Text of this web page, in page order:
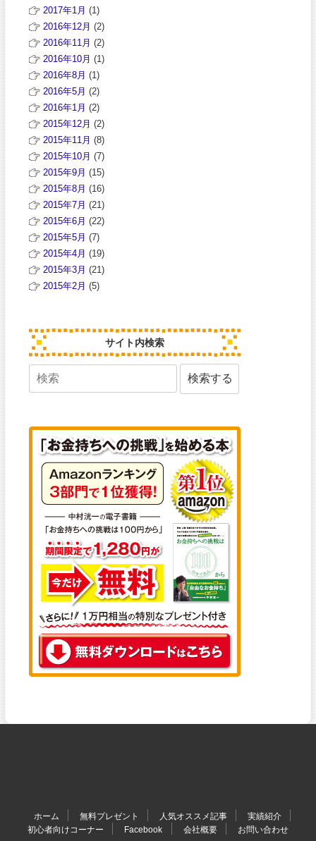
2017年1月 (1)
2016年12月 (2)
2016年11月 (2)
2016年10月 (1)
2016年8月 (1)
2016年5月 (2)
2016年1月 (2)
2015年12月 (2)
2015年11月 (8)
2015年10月 (7)
2015年9月 (15)
2015年8月 (16)
2015年7月 (21)
2015年6月 (22)
2015年5月 (7)
2015年4月 (19)
2015年3月 (21)
2015年2月 (5)
サイト内検索
ホーム 無料プレゼント 人気オススメ記事
実績紹介
初心者向けコーナー
Facebook 会社概要 お問い合わせ